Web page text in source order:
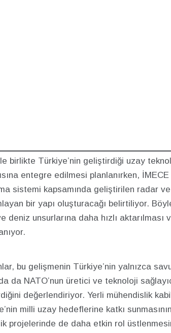
birlikte Türkiye’nin geliştirdiği uzay
entegre edilmesi planlanırken,
sistemi kapsamında geliştirilen radar
bir yapı oluşturacağı belirtiliyor.
deniz unsurlarına daha hızlı
bu gelişmenin Türkiye’nin yalnızca
da NATO’nun üretici ve teknoloji
değerlendiriyor. Yerli mühendislik
milli uzay hedeflerine katkı
projelerinde de daha etkin rol